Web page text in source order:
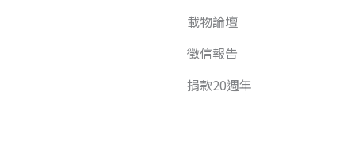
載物論壇
徵信報告
捐款20週年